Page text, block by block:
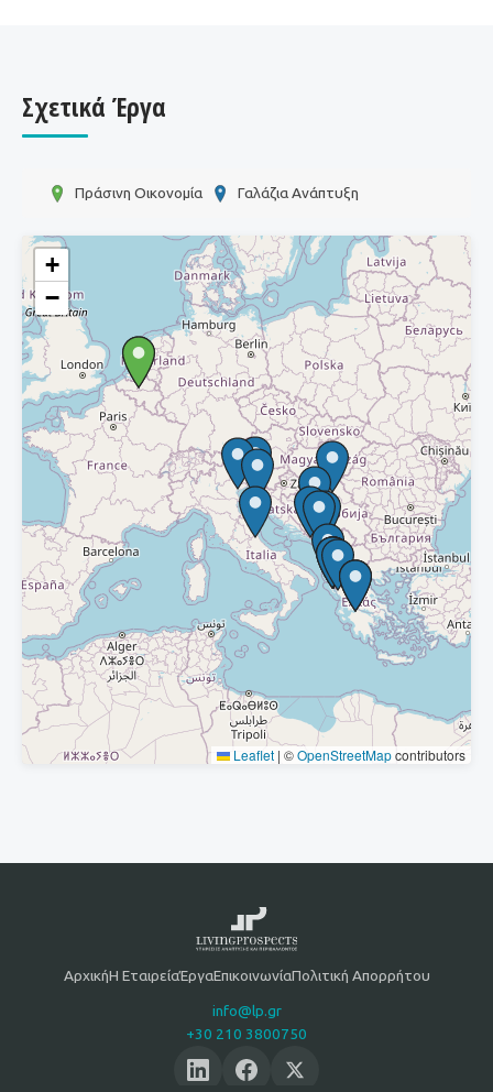
Σχετικά Έργα
Πράσινη Οικονομία Γαλάζια Ανάπτυξη
+
−
Leaflet | ©OpenStreetMapcontributors
ΑρχικήΗ ΕταιρείαΈργαΕπικοινωνίαΠολιτική Απορρήτου
info@lp.gr
+30 210 3800750